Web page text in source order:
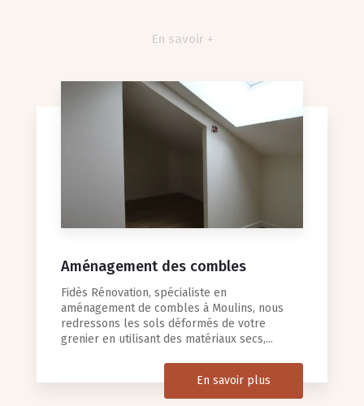
En savoir +
Aménagement des combles
Fidès Rénovation, spécialiste en
aménagement de combles à Moulins, nous
redressons les sols déformés de votre
grenier en utilisant des matériaux secs,...
En savoir plus